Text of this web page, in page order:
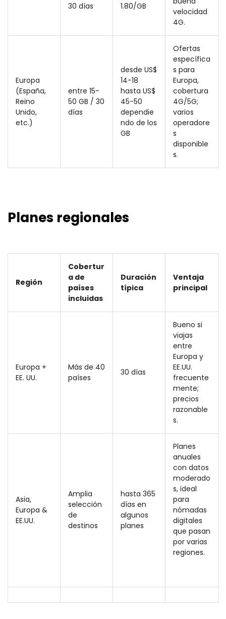
30 días
1.80/GB
velocidad
4G.
Europa
(España,
Reino
Unido,
etc.)
entre 15-
50 GB / 30
días
desde US$
14-18
hasta US$
45-50
dependie
ndo de los
GB
Ofertas
específica
s para
Europa,
cobertura
4G/5G;
varios
operadore
s
disponible
s.
Planes regionales
Región
Cobertur
a de
países
incluidas
Duración
típica
Ventaja
principal
Europa +
EE. UU.
Más de 40
países
30 días
Bueno si
viajas
entre
Europa y
EE.UU.
frecuente
mente;
precios
razonable
s.
Asia,
Europa &
EE.UU.
Amplia
selección
de
destinos
hasta 365
días en
algunos
planes
Planes
anuales
con datos
moderado
s, ideal
para
nómadas
digitales
que pasan
por varias
regiones.